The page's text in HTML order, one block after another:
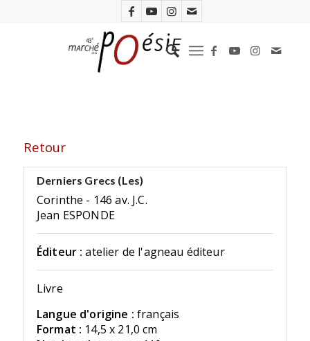
Retour
Derniers Grecs (Les)
Corinthe - 146 av. J.C.
Jean ESPONDE
Éditeur : atelier de l'agneau éditeur
Livre
Langue d'origine : français
Format : 14,5 x 21,0 cm